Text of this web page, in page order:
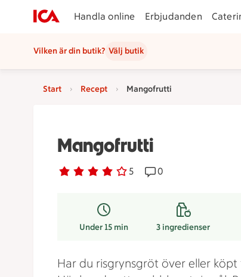
Handla online Erbjudanden
Vilken är din butik? Välj butik
Start Recept Mangofrutti
Mangofrutti
Betyg 4 av 5. 5
5 personer har röstatReceptet har 0
0
Under 15 min 3ingredienser
Har du risgrynsgröt över eller